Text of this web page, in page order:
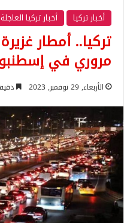
أخبار تركيا
أخبار تركيا العاجلة
تركيا.. أمطار
مروري في
الأربعاء, 29 نوفمبر, 2023